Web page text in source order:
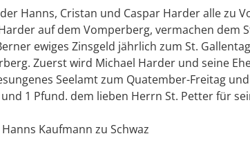
Hanns, Cristan und Caspar Harder alle zu
auf dem Vomperberg, vermachen dem
ewiges Zinsgeld jährlich zum St.
Zuerst wird Michael Harder und seine
Seelamt zum Quatember-Freitag
1 Pfund. dem lieben Herrn St. Petter für
Kaufmann zu Schwaz